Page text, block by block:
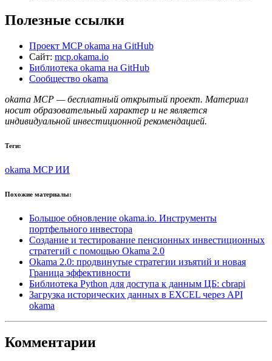
Полезные ссылки
Проект MCP okama на GitHub
Сайт: mcp.okama.io
Библиотека okama на GitHub
Сообщество okama
okama MCP — бесплатный открытый проект. Материал
носит образовательный характер и не является
индивидуальной инвестиционной рекомендацией.
Теги:
okama MCPИИ
Похожие материалы:
Большое обновление okama.io. Инструменты
портфельного инвестора
Создание и тестирование пенсионных инвестиционных
стратегий с помощью Okama 2.0
Okama 2.0: продвинутые стратегии изъятий и новая
Граница эффективности
Библиотека Python для доступа к данным ЦБ: cbrapi
Загрузка исторических данных в EXCEL через API
okama
Комментарии